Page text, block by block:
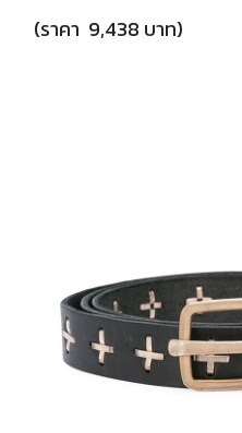
(ราคา 9,438 บาท)